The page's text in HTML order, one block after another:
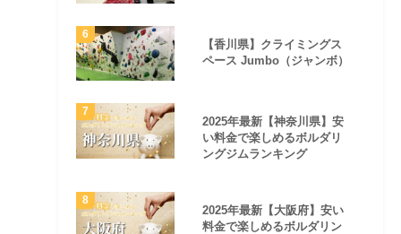
【香川県】クライミングス
ペース Jumbo（ジャンボ）
2025年最新【神奈川県】安
い料金で楽しめるボルダリ
ングジムランキング
2025年最新【大阪府】安い
料金で楽しめるボルダリン